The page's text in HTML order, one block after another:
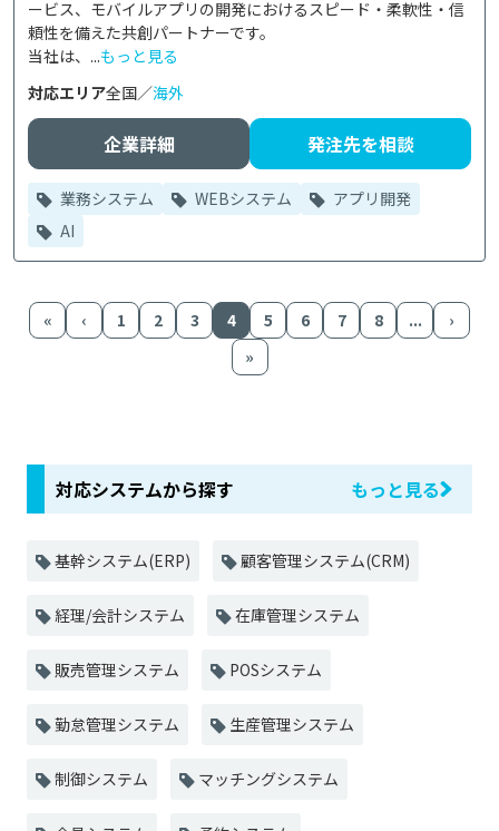
ービス、モバイルアプリの開発におけるスピード・柔軟性・信
頼性を備えた共創パートナーです。
当社は、...もっと見る
対応エリア全国／海外
企業詳細 発注先を相談
業務システム WEBシステム
アプリ開発
AI
« ‹ 1 2 3 4 5 6 7 8 ...
›
»
対応システムから探す もっと見る
基幹システム(ERP) 顧客管理システム(CRM)
経理/会計システム 在庫管理システム
販売管理システム POSシステム
勤怠管理システム 生産管理システム
制御システム マッチングシステム